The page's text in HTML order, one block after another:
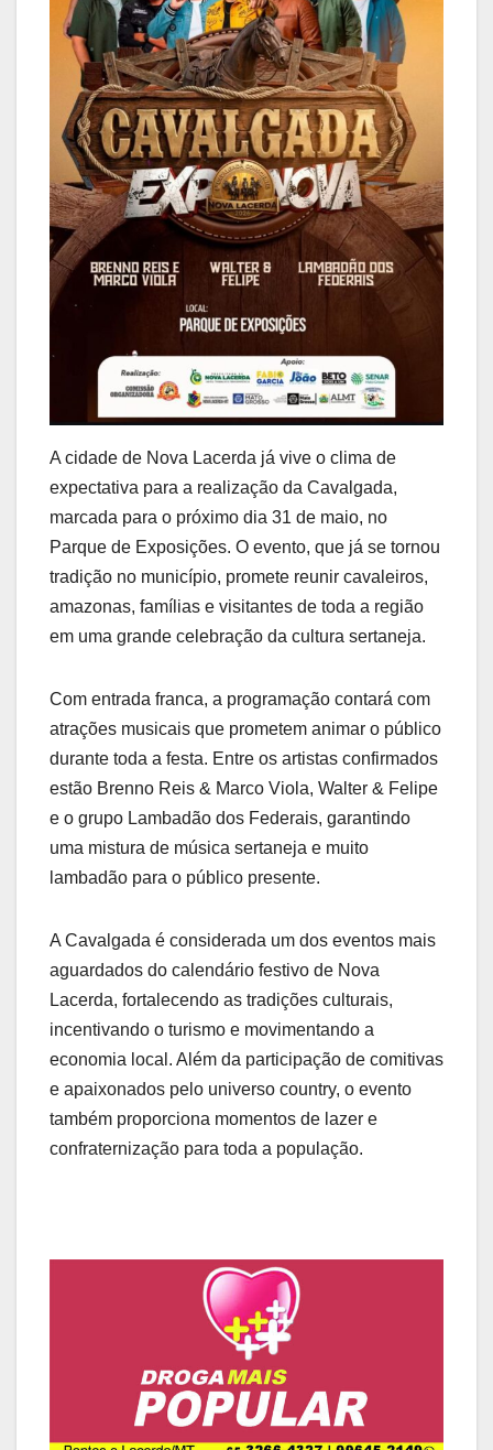
A cidade de Nova Lacerda já vive o clima de
expectativa para a realização da Cavalgada,
marcada para o próximo dia 31 de maio, no
Parque de Exposições. O evento, que já se tornou
tradição no município, promete reunir cavaleiros,
amazonas, famílias e visitantes de toda a região
em uma grande celebração da cultura sertaneja.
Com entrada franca, a programação contará com
atrações musicais que prometem animar o público
durante toda a festa. Entre os artistas confirmados
estão Brenno Reis & Marco Viola, Walter & Felipe
e o grupo Lambadão dos Federais, garantindo
uma mistura de música sertaneja e muito
lambadão para o público presente.
A Cavalgada é considerada um dos eventos mais
aguardados do calendário festivo de Nova
Lacerda, fortalecendo as tradições culturais,
incentivando o turismo e movimentando a
economia local. Além da participação de comitivas
e apaixonados pelo universo country, o evento
também proporciona momentos de lazer e
confraternização para toda a população.